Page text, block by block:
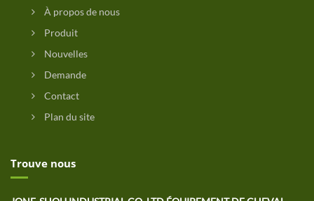
À propos de nous
Produit
Nouvelles
Demande
Contact
Plan du site
Trouve nous